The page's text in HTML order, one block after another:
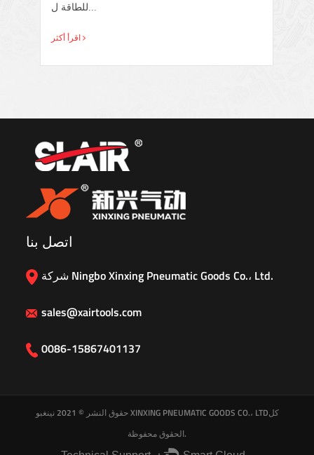
للطاقة ل...
اقرأ أكثر
اتصل بنا
شركة Ningbo Xinxing Pneumatic Goods Co.، Ltd.
sales@xairtools.com
0086-15867401137
حقوق النشر © 2021نينغبو XINXING PNEUMATIC GOODS CO.، LTDكل
الحقوق محفوظة.